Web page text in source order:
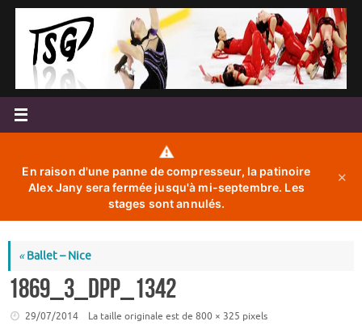
Passer
contenu
⚠️
En raison d'une panne de compresseur, la patinoire
Alex Jany sera fermée jusqu'à mi-septembre. Les
stages sont annulés.
✕
«Ballet – Nice
1869_3_dpp_1342
29/07/2014 La taille originale est de 800 × 325 pixels